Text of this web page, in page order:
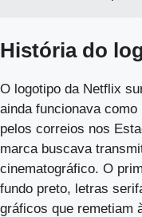
História do
O logotipo da Netflix
ainda funcionava
pelos correios nos
marca buscava
cinematográfico. O
fundo preto, letras
gráficos que remetiam